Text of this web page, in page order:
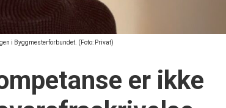
i Byggmesterforbundet. (Foto: Privat)
er ikke